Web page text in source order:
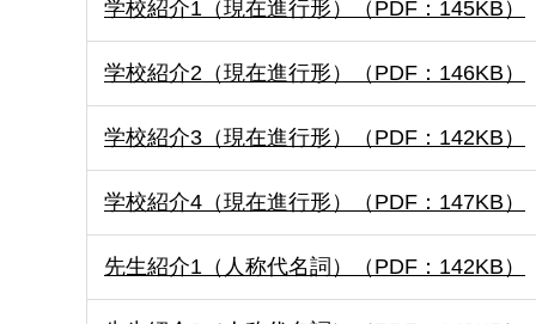
学校紹介1（現在進行形）（PDF：145KB）
学校紹介2（現在進行形）（PDF：146KB）
学校紹介3（現在進行形）（PDF：142KB）
学校紹介4（現在進行形）（PDF：147KB）
先生紹介1（人称代名詞）（PDF：142KB）